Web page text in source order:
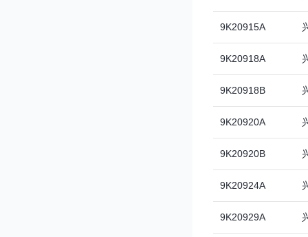
9K20915A
9K20918A
9K20918B
9K20920A
9K20920B
9K20924A
9K20929A